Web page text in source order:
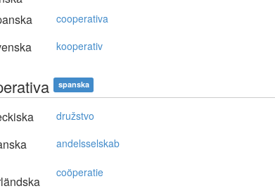
cooperativa
kooperativ
spanska
družstvo
andelsselskab
coöperatie